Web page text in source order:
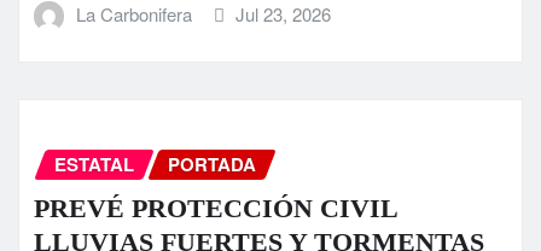
La Carbonifera Jul 23, 2026
ESTATAL PORTADA
PREVÉ PROTECCIÓN CIVIL
LLUVIAS FUERTES Y TORMENTAS